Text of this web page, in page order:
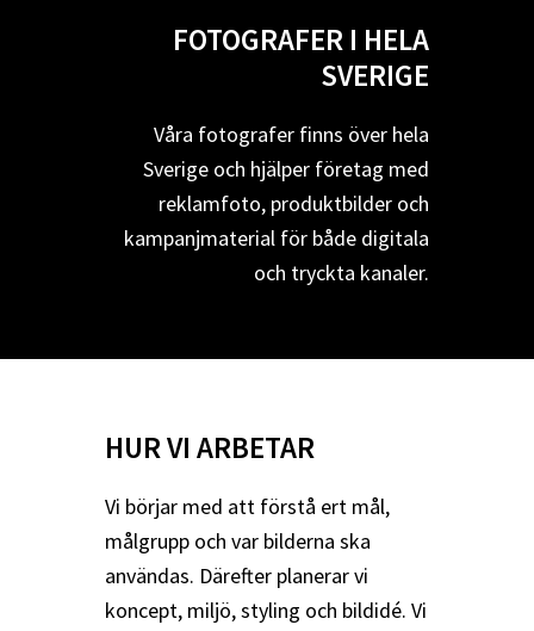
FOTOGRAFER I HELA
SVERIGE
Våra fotografer finns över hela
Sverige och hjälper företag med
reklamfoto, produktbilder och
kampanjmaterial för både digitala
och tryckta kanaler.
HUR VI ARBETAR
Vi börjar med att förstå ert mål,
målgrupp och var bilderna ska
användas. Därefter planerar vi
koncept, miljö, styling och bildidé. Vi